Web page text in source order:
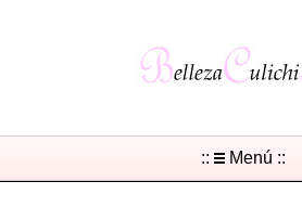
:: Menú ::